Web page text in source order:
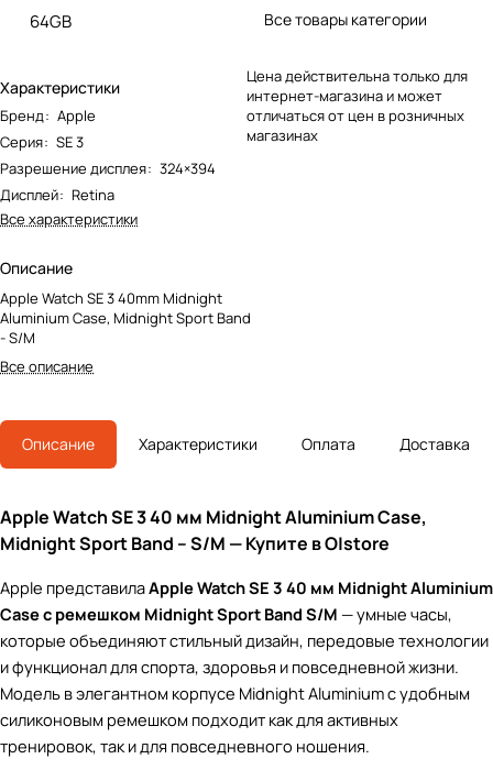
64GB
Характеристики
Бренд: Apple
Серия: SE 3
Разрешение дисплея: 324×394
Дисплей: Retina
Все характеристики
Описание
Apple Watch SE 3 40mm Midnight
Aluminium Case, Midnight Sport Band
- S/M
Все описание
Все товары категории
Цена действительна только для
интернет-магазина и может
отличаться от цен в розничных
магазинах
Описание Характеристики Оплата Доставка
Apple Watch SE 3 40 мм Midnight Aluminium Case,
Midnight Sport Band – S/M — Купите в O|store
Apple представилаApple Watch SE 3 40 мм Midnight Aluminium
Case с ремешком Midnight Sport Band S/M — умные часы,
которые объединяют стильный дизайн, передовые технологии
и функционал для спорта, здоровья и повседневной жизни.
Модель в элегантном корпусе Midnight Aluminium с удобным
силиконовым ремешком подходит как для активных
тренировок, так и для повседневного ношения.